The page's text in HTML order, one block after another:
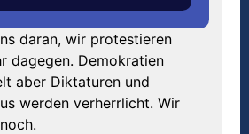
daran, wir protestieren
dagegen. Demokratien
aber Diktaturen und
werden verherrlicht. Wir